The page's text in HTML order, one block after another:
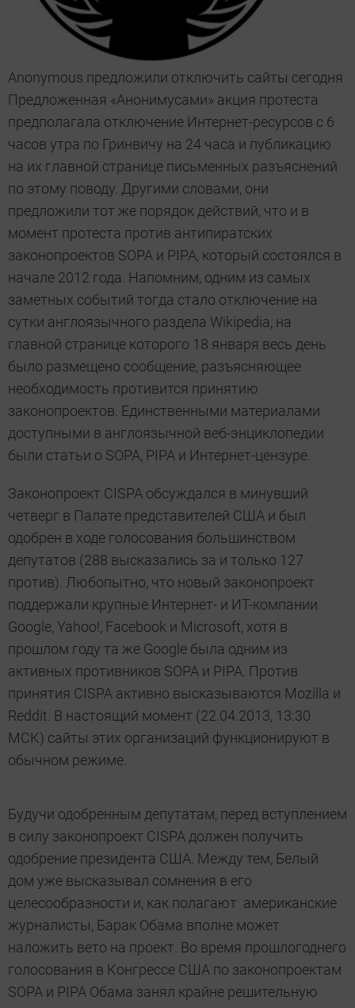
Anonymous предложили отключить сайты сегодня
Предложенная «Анонимусами» акция протеста
предполагала отключение Интернет-ресурсов с 6
часов утра по Гринвичу на 24 часа и публикацию
на их главной странице письменных разъяснений
по этому поводу. Другими словами, они
предложили тот же порядок действий, что и в
момент протеста против антипиратских
законопроектов SOPA и PIPA, который состоялся в
начале 2012 года. Напомним, одним из самых
заметных событий тогда стало отключение на
сутки англоязычного раздела Wikipedia, на
главной странице которого 18 января весь день
было размещено сообщение, разъясняющее
необходимость противится принятию
законопроектов. Единственными материалами
доступными в англоязычной веб-энциклопедии
были статьи о SOPA, PIPA и Интернет-цензуре.
Законопроект CISPA обсуждался в минувший
четверг в Палате представителей США и был
одобрен в ходе голосования большинством
депутатов (288 высказались за и только 127
против). Любопытно, что новый законопроект
поддержали крупные Интернет- и ИТ-компании
Google, Yahoo!, Facebook и Microsoft, хотя в
прошлом году та же Google была одним из
активных противников SOPA и PIPA. Против
принятия CISPA активно высказываются Mozilla и
Reddit. В настоящий момент (22.04.2013, 13:30
МСК) сайты этих организаций функционируют в
обычном режиме.
Будучи одобренным депутатам, перед вступлением
в силу законопроект CISPA должен получить
одобрение президента США. Между тем, Белый
дом уже высказывал сомнения в его
целесообразности и, как полагают американские
журналисты, Барак Обама вполне может
наложить вето на проект. Во время прошлогоднего
голосования в Конгрессе США по законопроектам
SOPA и PIPA Обама занял крайне решительную